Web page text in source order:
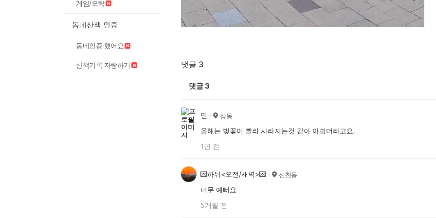
게임/오락
동네산책 인증
동네인증 했어요
산책기록 자랑하기 댓글 3
댓글 3
민 상동
올해는 벚꽃이 빨리 사라지는것 같아 아쉽더라고요.
1년 전
💌하뉘<오전/새벽>💌 신천동
너무 예뻐요
5개월 전